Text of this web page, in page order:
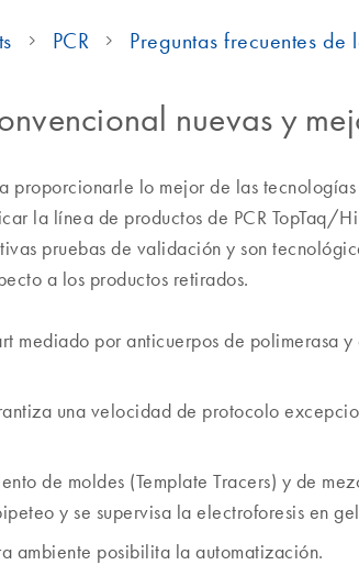
PCR Preguntas frecuentes
nuevas y
proporcionarle lo mejor de las
la línea de productos de PCR TopTaq/
pruebas de validación y son
a los productos retirados.
mediado por anticuerpos de polimerasa
una velocidad de protocolo
de moldes (Template Tracers) y de
y se supervisa la electroforesis en
ambiente posibilita la automatización.